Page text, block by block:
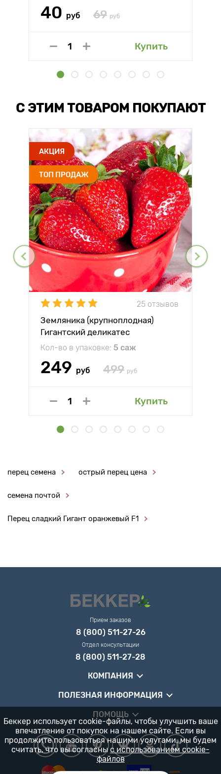
40 руб 69 руб
Купить
С ЭТИМ ТОВАРОМ ПОКУПАЮТ
АКЦИЯ
ТОП ПРОДАЖ
25 отзывов
Земляника (крупноплодная)
Гигантский деликатес
Кол-во в упаковке: 5 саж
249 руб 499 руб
Купить
перец семена острый перец цена
семена почтой
Перец сладкий Гигант оранжевый F1
Прием заказов
8 (800) 511-27-26
Отдел консультации
8 (800) 511-27-28
КОМПАНИЯ
ПОЛЕЗНАЯ ИНФОРМАЦИЯ
ПОМОЩЬ
Беккер использует cookie-файлы, чтобы улучшить ваше
впечатление от покупок на нашем сайте. Если вы
продолжите пользоваться нашими услугами, мы будем
считать, что вы согласны с использованием cookie-
файлов